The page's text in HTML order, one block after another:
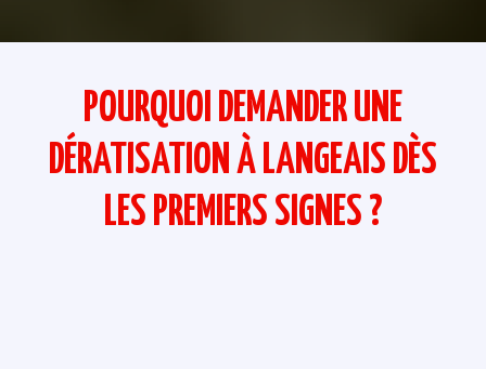
POURQUOI DEMANDER UNE
DÉRATISATION À LANGEAIS DÈS
LES PREMIERS SIGNES ?